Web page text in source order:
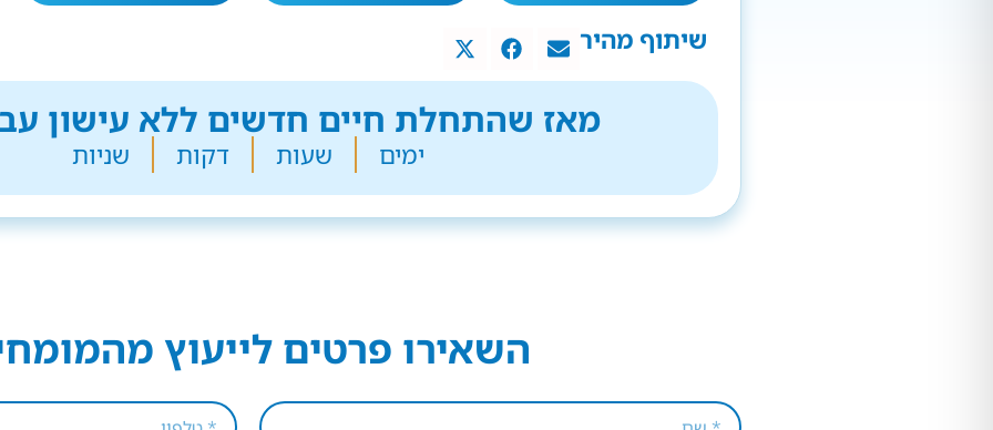
שיתוף מהיר
מאז שהתחלת חיים חדשים ללא עישון
ימים שעות דקות שניות
השאירו פרטים לייעוץ